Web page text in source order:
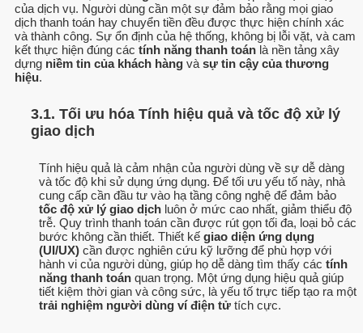
của dịch vụ. Người dùng cần một sự đảm bảo rằng mọi giao
dịch thanh toán hay chuyển tiền đều được thực hiện chính xác
và thành công. Sự ổn định của hệ thống, không bị lỗi vặt, và cam
kết thực hiện đúng các tính năng thanh toán là nền tảng xây
dựng niềm tin của khách hàng và sự tin cậy của thương
hiệu.
3.1. Tối ưu hóa Tính hiệu quả và tốc độ xử lý
giao dịch
Tính hiệu quả là cảm nhận của người dùng về sự dễ dàng
và tốc độ khi sử dụng ứng dụng. Để tối ưu yếu tố này, nhà
cung cấp cần đầu tư vào hạ tầng công nghệ để đảm bảo
tốc độ xử lý giao dịch luôn ở mức cao nhất, giảm thiểu độ
trễ. Quy trình thanh toán cần được rút gọn tối đa, loại bỏ các
bước không cần thiết. Thiết kế giao diện ứng dụng
(UI/UX) cần được nghiên cứu kỹ lưỡng để phù hợp với
hành vi của người dùng, giúp họ dễ dàng tìm thấy các tính
năng thanh toán quan trọng. Một ứng dụng hiệu quả giúp
tiết kiệm thời gian và công sức, là yếu tố trực tiếp tạo ra một
trải nghiệm người dùng ví điện tử tích cực.